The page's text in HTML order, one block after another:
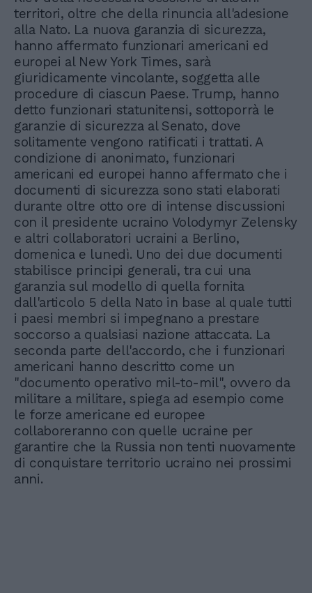
territori, oltre che della rinuncia all'adesione
alla Nato. La nuova garanzia di sicurezza,
hanno affermato funzionari americani ed
europei al New York Times, sarà
giuridicamente vincolante, soggetta alle
procedure di ciascun Paese. Trump, hanno
detto funzionari statunitensi, sottoporrà le
garanzie di sicurezza al Senato, dove
solitamente vengono ratificati i trattati. A
condizione di anonimato, funzionari
americani ed europei hanno affermato che i
documenti di sicurezza sono stati elaborati
durante oltre otto ore di intense discussioni
con il presidente ucraino Volodymyr Zelensky
e altri collaboratori ucraini a Berlino,
domenica e lunedì. Uno dei due documenti
stabilisce principi generali, tra cui una
garanzia sul modello di quella fornita
dall'articolo 5 della Nato in base al quale tutti
i paesi membri si impegnano a prestare
soccorso a qualsiasi nazione attaccata. La
seconda parte dell'accordo, che i funzionari
americani hanno descritto come un
"documento operativo mil-to-mil", ovvero da
militare a militare, spiega ad esempio come
le forze americane ed europee
collaboreranno con quelle ucraine per
garantire che la Russia non tenti nuovamente
di conquistare territorio ucraino nei prossimi
anni.